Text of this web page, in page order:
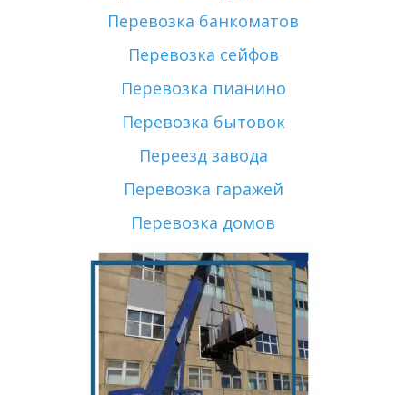
Перевозка банкоматов
Перевозка сейфов
Перевозка пианино
Перевозка бытовок
Переезд завода
Перевозка гаражей
Перевозка домов